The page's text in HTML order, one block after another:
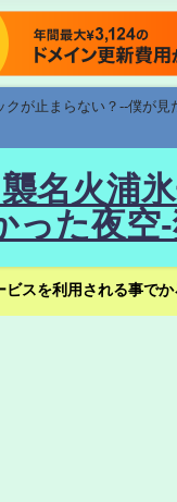
が止まらない？--僕が
名火浦
った夜空
スを利用される事で